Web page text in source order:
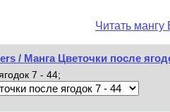
Читать
/ Манга Цветочки после
7 - 44;